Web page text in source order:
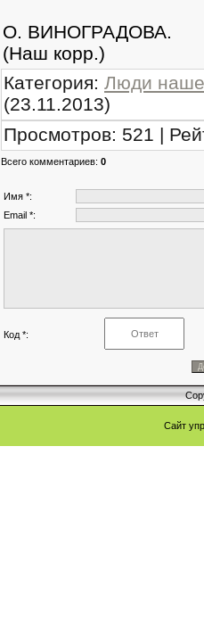
О. ВИНОГРАДОВА.
(Наш корр.)
Категория: Люди
(23.11.2013)
Просмотров: 521 |
Всего комментариев: 0
Имя *:
Email *:
Код *:
Сайт